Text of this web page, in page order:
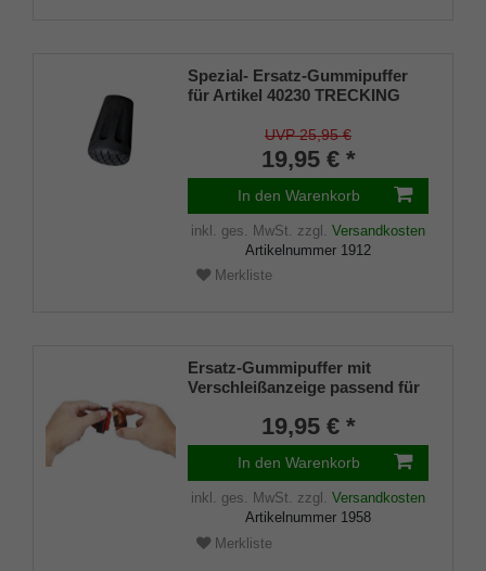
Spezial- Ersatz-Gummipuffer
für Artikel 40230 TRECKING
UMBRELLA SOMMERSET (VE
UVP 25,95 €
19,95 € *
In den Warenkorb
inkl. ges. MwSt. zzgl. Versandkosten
Artikelnummer 1912
Merkliste
Ersatz-Gummipuffer mit
Verschleißanzeige passend für
Spezial-Kreislpuffer System
19,95 € *
In den Warenkorb
inkl. ges. MwSt. zzgl. Versandkosten
Artikelnummer 1958
Merkliste